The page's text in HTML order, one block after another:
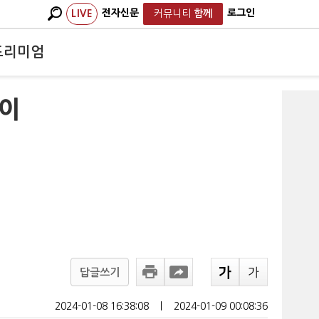
LIVE 전자신문 커뮤니티 함께 로그인
리미엄
답글쓰기
2024-01-08 16:38:08 2024-01-09 00:08:36